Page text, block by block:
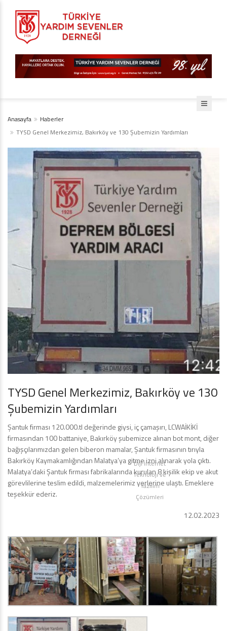
Anasayfa
Haberler
TYSD Genel Merkezimiz, Bakırköy ve 130 Şubemizin Yardımları
TYSD Genel Merkezimiz, Bakırköy ve 130
Şubemizin Yardımları
Şantuk firması 120.000.tl değerinde giysi, iç çamaşırı, LCWAİKİKİ
firmasından 100 battaniye, Bakırköy şubemizce alınan bot mont, diğer
bağışçılarımızdan gelen biberon mamalar, Şantuk firmasının tırıyla
Bakırköy Kaymakamlığından Malatya’ya gitme izni alınarak yola çıktı.
Malatya’daki Şantuk firması fabrikalarında kurulan 8 kişilik ekip ve akut
görevlilerine teslim edildi, malzemelerimiz yerlerine ulaştı. Emeklere
teşekkür ederiz.
12.02.2023
Diji İnternet
Teknoloji ve
Yazılım
Çözümleri